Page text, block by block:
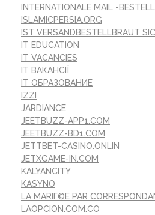
INTERNATIONALE MAIL -
ISLAMICPERSIA.ORG
IST VERSANDBESTELLBRAUT
IT EDUCATION
IT VACANCIES
IT ВАКАНСІЇ
IT ОБРАЗОВАНИЕ
IZZI
JARDIANCE
JEETBUZZ-APP1.COM
JEETBUZZ-BD1.COM
JETTBET-CASINO.ONLIN
JETXGAME-IN.COM
KALYANCITY
KASYNO
LA MARIГ©E PAR
LAOPCION.COM.CO